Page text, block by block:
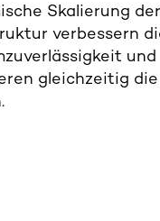
Skalierung
verbessern
und
gleichzeitig die